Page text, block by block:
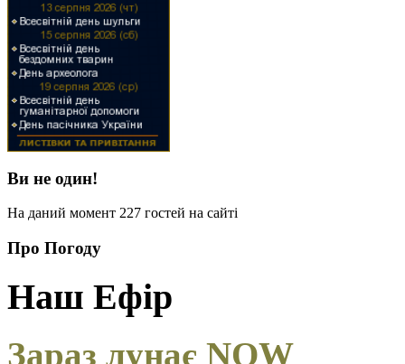
Ви не один!
На даний момент 227 гостей на сайті
Про Погоду
Наш Ефір
Зараз лунає NOW